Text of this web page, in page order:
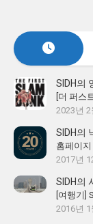
SIDH의
[더 퍼스
2023년 2
SIDH의
홈페이
2017년
SIDH의
[여행기]
2016년 1